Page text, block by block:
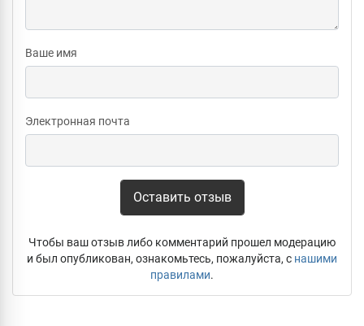
Ваше имя
Электронная почта
Оставить отзыв
Чтобы ваш отзыв либо комментарий прошел модерацию
и был опубликован, ознакомьтесь, пожалуйста, с нашими
правилами.